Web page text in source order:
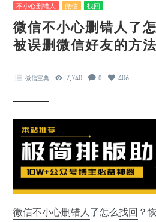
不小心删错人 微信 找回
微信不小心删错人了
被误删微信好友的方法
微信宝典 7,740 0 406
微信不小心删错人 了怎么找回 ？